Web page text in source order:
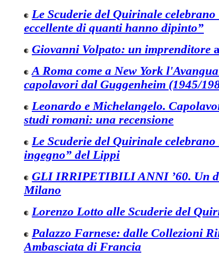
Le Scuderie del Quirinale
eccellente di quanti hanno dipinto”
Giovanni Volpato: un imprenditore
A Roma come a New York
capolavori dal Guggenheim (1945/
Leonardo e Michelangelo.
studi romani: una recensione
Le Scuderie del Quirinale
ingegno” del Lippi
GLI IRRIPETIBILI ANNI ’60. Un
Milano
Lorenzo Lotto alle Scuderie del
Palazzo Farnese: dalle Collezioni
Ambasciata di Francia